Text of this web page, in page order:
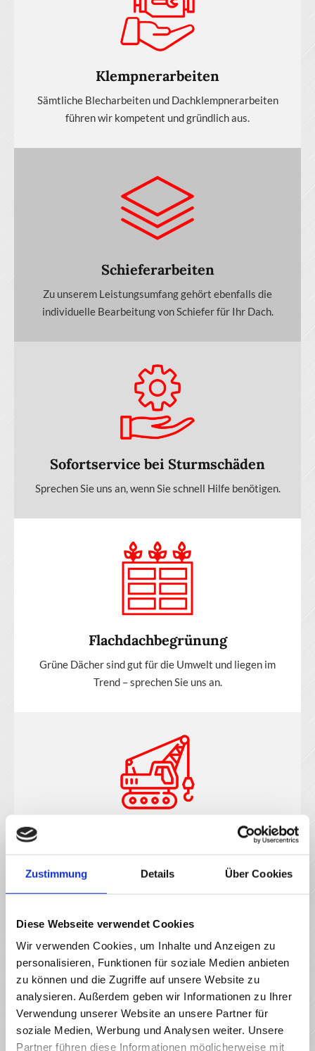
Zustimmung Details Über Cookies
Diese Webseite verwendet Cookies
Wir verwenden Cookies, um Inhalte und Anzeigen zu
personalisieren, Funktionen für soziale Medien anbieten
zu können und die Zugriffe auf unsere Website zu
analysieren. Außerdem geben wir Informationen zu Ihrer
Verwendung unserer Website an unsere Partner für
soziale Medien, Werbung und Analysen weiter. Unsere
Partner führen diese Informationen möglicherweise mit
Klempnerarbeiten
Sämtliche Blecharbeiten und Dachklempnerarbeiten
führen wir kompetent und gründlich aus.
Schieferarbeiten
Zu unserem Leistungsumfang gehört ebenfalls die
individuelle Bearbeitung von Schiefer für Ihr Dach.
Sofortservice bei Sturmschäden
Sprechen Sie uns an, wenn Sie schnell Hilfe benötigen.
Flachdachbegrünung
Grüne Dächer sind gut für die Umwelt und liegen im
Trend – sprechen Sie uns an.
Möchten Sie einen Kran mieten? Wir können helfen.
Baumhaus
Auch der Bau von professionellen Baumhäusern zählt zu